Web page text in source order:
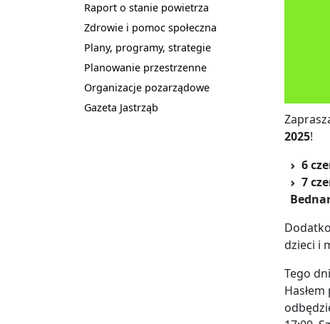
Raport o stanie powietrza
Zdrowie i pomoc społeczna
Plany, programy, strategie
Planowanie przestrzenne
Organizacje pozarządowe
Gazeta Jastrząb
2025!
6
7
dzieci i
Tego